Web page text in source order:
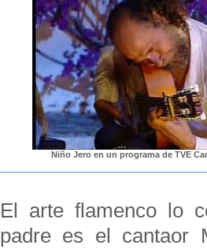
Niño Jero en un programa de TVE
El arte flamenco lo
padre es el cantaor